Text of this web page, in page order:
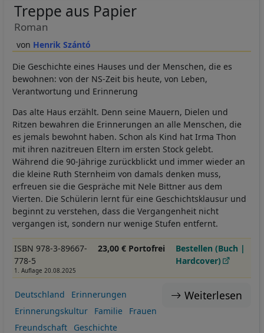
Henrik Szántó
Treppe aus Papier
Roman
Die Geschichte eines Hauses und der Menschen, die es
bewohnen: von der NS-Zeit bis heute, von Leben,
Verantwortung und Erinnerung
Das alte Haus erzählt. Denn seine Mauern, Dielen und
Ritzen bewahren die Erinnerungen an alle Menschen, die
es jemals bewohnt haben. Schon als Kind hat Irma Thon
mit ihren nazitreuen Eltern im ersten Stock gelebt.
Während die 90-Jährige zurückblickt und immer wieder an
die kleine Ruth Sternheim von damals denken muss,
erfreuen sie die Gespräche mit Nele Bittner aus dem
Vierten. Die Schülerin lernt für eine Geschichtsklausur und
beginnt zu verstehen, dass die Vergangenheit nicht
vergangen ist, sondern nur wenige Stufen entfernt.
ISBN 978-3-89667-
778-5
1. Auflage 20.08.2025
23,00 € Portofrei
Bestellen (Buch |
Hardcover)
Weiterlesen
Deutschland
Erinnerungen
Erinnerungskultur
Familie
Frauen
Freundschaft
Geschichte